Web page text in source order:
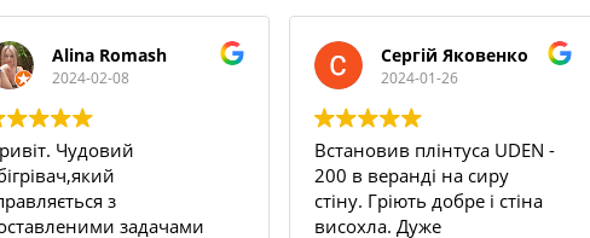
Alina Romash
2024-02-08
Чудовий
з
задачами
Сергій Яковенко
2024-01-26
Встановив плінтуса UDEN -
200 в веранді на сиру
стіну. Гріють добре і стіна
висохла. Дуже